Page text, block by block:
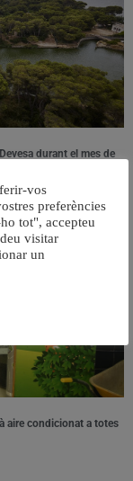
durant el mes de
aire condicionat a totes
vos
preferències
tot", accepteu
visitar
un